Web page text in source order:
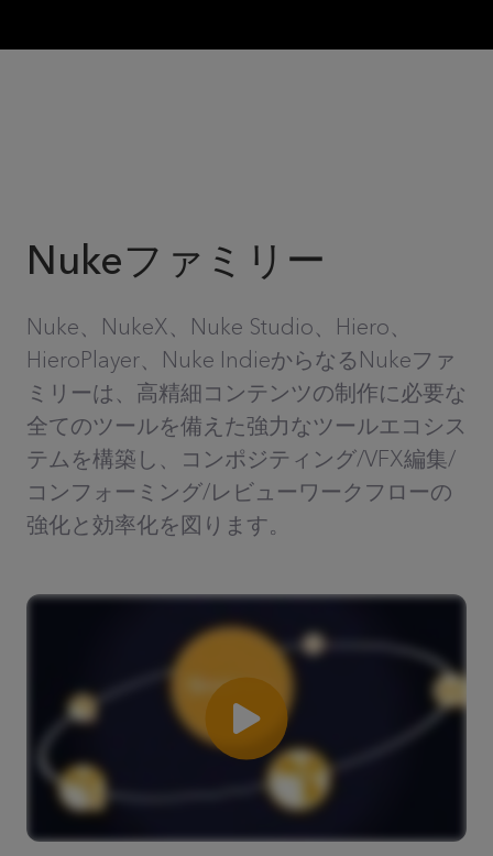
Nukeファミリー
Nuke、NukeX、Nuke Studio、Hiero、
HieroPlayer、Nuke IndieからなるNukeファ
ミリーは、高精細コンテンツの制作に必要な
全てのツールを備えた強力なツールエコシス
テムを構築し、コンポジティング/VFX編集/
コンフォーミング/レビューワークフローの
強化と効率化を図ります。